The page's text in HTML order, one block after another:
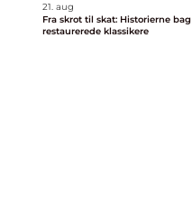
21. aug
Fra skrot til skat: Historierne bag
restaurerede klassikere